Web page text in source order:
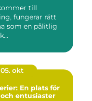
till
fungerar rätt
som en pålitlig
05. okt
En plats för
entusiaster